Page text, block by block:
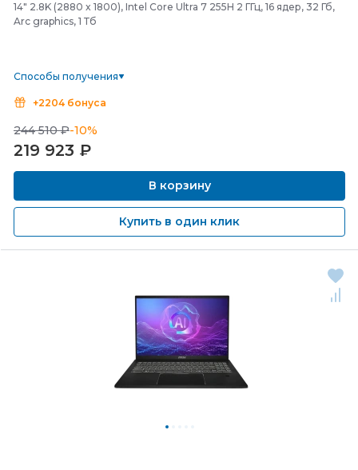
14" 2.8K (2880 x 1800), Intel Core Ultra 7 255H 2 ГГц, 16 ядер, 32 Гб,
Arc graphics, 1 Тб
Способы получения
+2204 бонуса
244 510 ₽-10%
219 923 ₽
В корзину
Купить в один клик